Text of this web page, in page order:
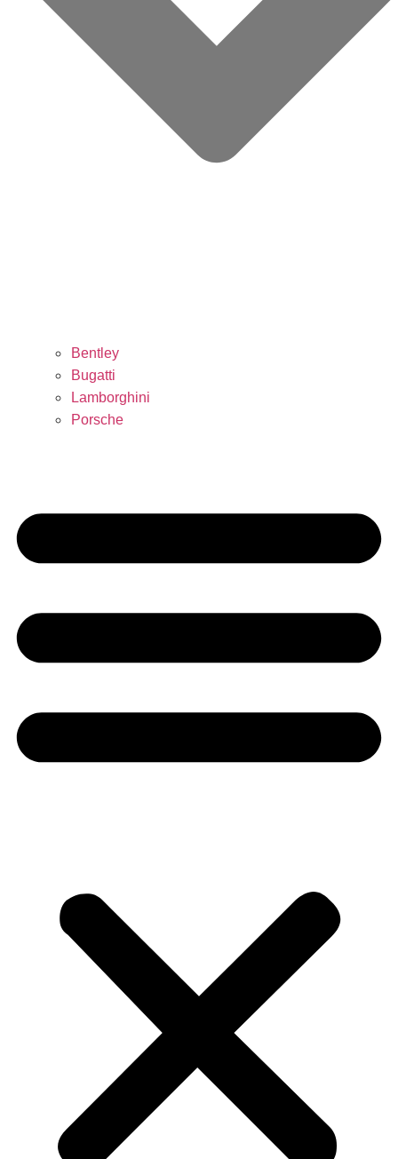
Bentley
Bugatti
Lamborghini
Porsche